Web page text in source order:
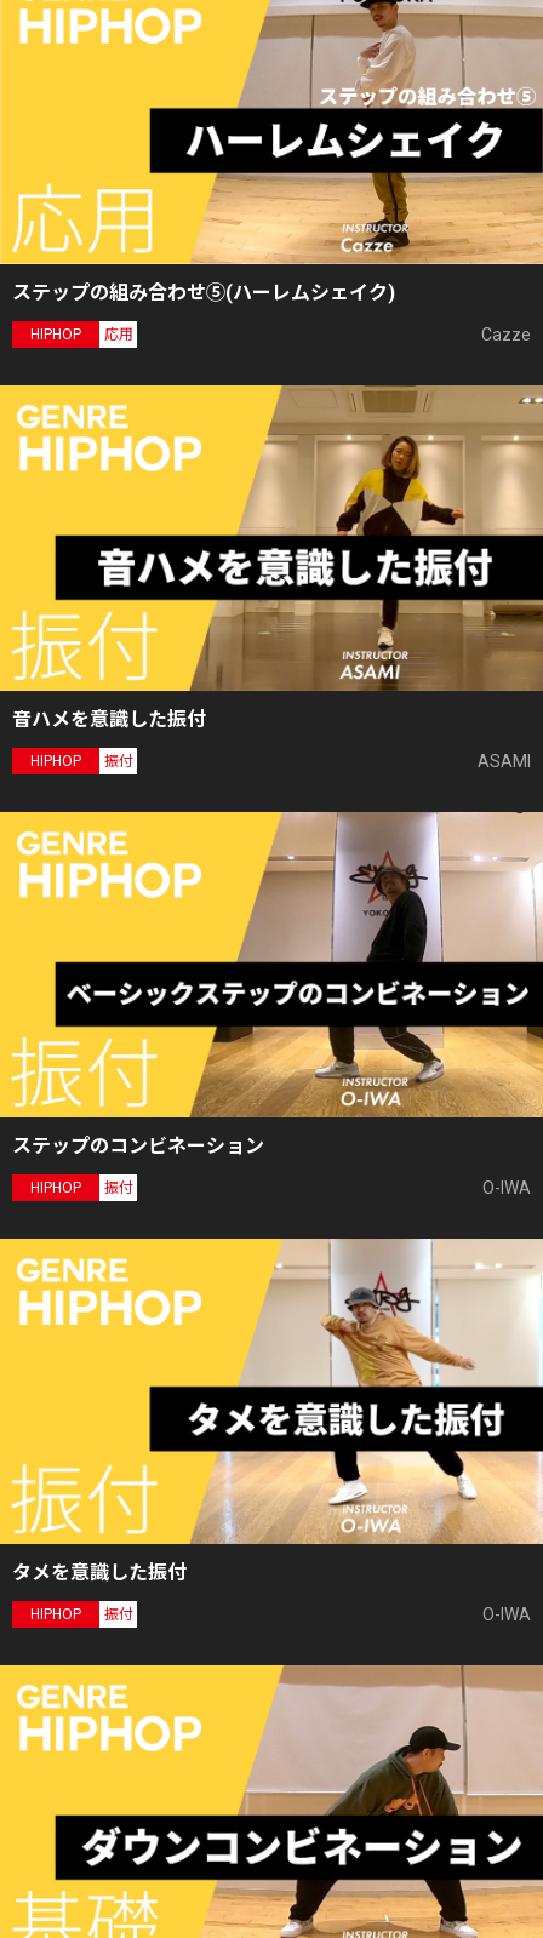
ステップの組み合わせ⑤(ハーレムシェイク)
HIPHOP 応用 Cazze
音ハメを意識した振付
HIPHOP 振付 ASAMI
ステップのコンビネーション
HIPHOP 振付 O-IWA
タメを意識した振付
HIPHOP 振付 O-IWA